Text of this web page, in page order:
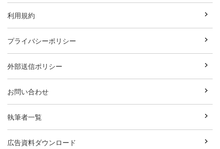
利用規約
プライバシーポリシー
外部送信ポリシー
お問い合わせ
執筆者一覧
広告資料ダウンロード